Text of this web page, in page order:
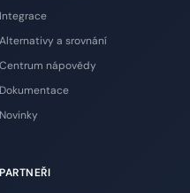
Integrace
Alternativy a srovnání
Centrum nápovědy
Dokumentace
Novinky
PARTNEŘI